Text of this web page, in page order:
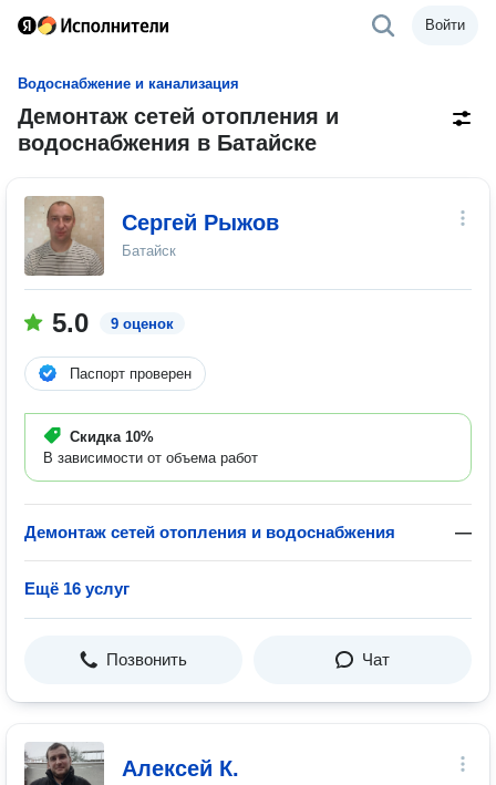
Войти
Водоснабжение и канализация
Демонтаж сетей отопления и
водоснабжения в Батайске
Сергей Рыжов
Батайск
5.0 9 оценок
Паспорт проверен
Скидка 10%
В зависимости от объема работ
Демонтаж сетей отопления и водоснабжения —
Ещё 16 услуг
Позвонить Чат
Алексей К.